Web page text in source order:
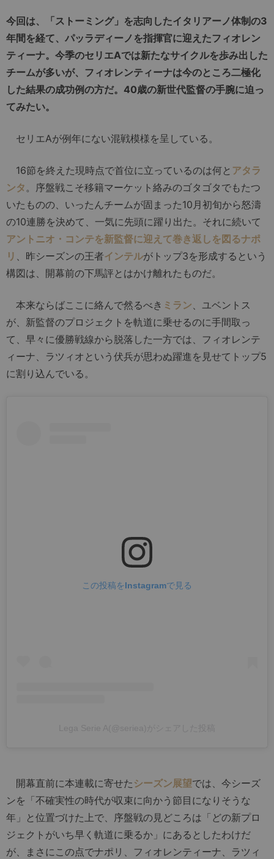
今回は、「ストーミング」を志向したイタリアーノ体制の3
年間を経て、パッラディーノを指揮官に迎えたフィオレン
ティーナ。今季のセリエAでは新たなサイクルを歩み出した
チームが多いが、フィオレンティーナは今のところ二極化
した結果の成功例の方だ。40歳の新世代監督の手腕に迫っ
てみたい。
セリエAが例年にない混戦模様を呈している。
16節を終えた現時点で首位に立っているのは何と アタラ
ンタ 。序盤戦こそ移籍マーケット絡みのゴタゴタでもたつ
いたものの、いったんチームが固まった10月初旬から怒濤
の10連勝を決めて、一気に先頭に躍り出た。それに続いて
アントニオ・コンテを新監督に迎えて巻き返しを図るナポ
リ
、昨シーズンの王者インテルがトップ3を形成するという
構図は、開幕前の下馬評とはかけ離れたものだ。
本来ならばここに絡んで然るべき ミラン 、ユベントス
が、新監督のプロジェクトを軌道に乗せるのに手間取っ
て、早々に優勝戦線から脱落した一方では、フィオレンテ
ィーナ、ラツィオという伏兵が思わぬ躍進を見せてトップ5
に割り込んでいる。
この投稿をInstagramで見る
開幕直前に本連載に寄せた シーズン展望では、今シーズ
ンを「不確実性の時代が収束に向かう節目になりそうな
年」と位置づけた上で、序盤戦の見どころは「どの新プロ
ジェクトがいち早く軌道に乗るか」にあるとしたわけだ
が、まさにこの点でナポリ、フィオレンティーナ、ラツィ